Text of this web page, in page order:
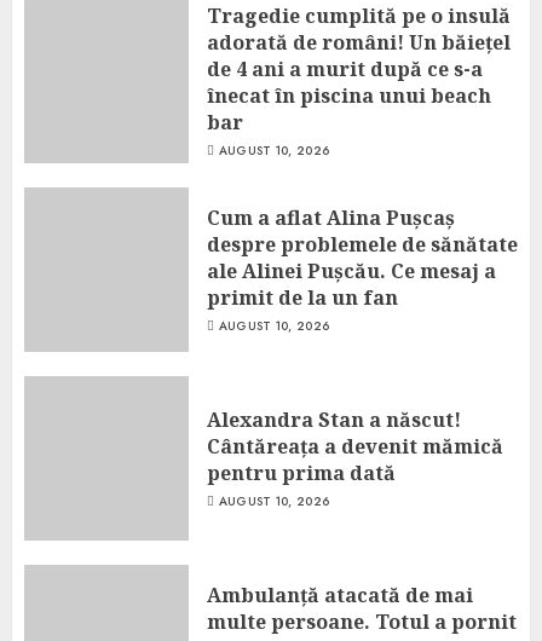
Tragedie cumplită pe o insulă
adorată de români! Un băiețel
de 4 ani a murit după ce s-a
înecat în piscina unui beach
bar
AUGUST 10, 2026
Cum a aflat Alina Pușcaș
despre problemele de sănătate
ale Alinei Pușcău. Ce mesaj a
primit de la un fan
AUGUST 10, 2026
Alexandra Stan a născut!
Cântăreața a devenit mămică
pentru prima dată
AUGUST 10, 2026
Ambulanță atacată de mai
multe persoane. Totul a pornit